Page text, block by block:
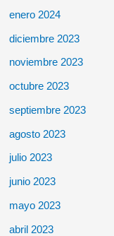
enero 2024
diciembre 2023
noviembre 2023
octubre 2023
septiembre 2023
agosto 2023
julio 2023
junio 2023
mayo 2023
abril 2023